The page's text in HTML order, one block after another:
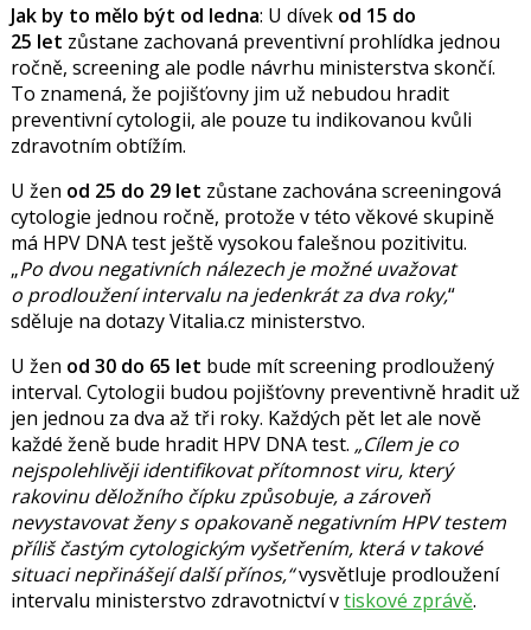
Jak by to mělo být od ledna: U dívek od 15 do
25 let zůstane zachovaná preventivní prohlídka jednou
ročně, screening ale podle návrhu ministerstva skončí.
To znamená, že pojišťovny jim už nebudou hradit
preventivní cytologii, ale pouze tu indikovanou kvůli
zdravotním obtížím.
U žen od 25 do 29 let zůstane zachována screeningová
cytologie jednou ročně, protože v této věkové skupině
má HPV DNA test ještě vysokou falešnou pozitivitu.
Po dvou negativních nálezech je možné uvažovat
o prodloužení intervalu na jedenkrát za dva roky,
sděluje na dotazy Vitalia.cz ministerstvo.
U žen od 30 do 65 let bude mít screening prodloužený
interval. Cytologii budou pojišťovny preventivně hradit už
jen jednou za dva až tři roky. Každých pět let ale nově
každé ženě bude hradit HPV DNA test.
Cílem je co
nejspolehlivěji identifikovat přítomnost viru, který
rakovinu děložního čípku způsobuje, a zároveň
nevystavovat ženy s opakovaně negativním HPV testem
příliš častým cytologickým vyšetřením, která v takové
situaci nepřinášejí další přínos, vysvětluje prodloužení
intervalu ministerstvo zdravotnictví vtiskové zprávě.